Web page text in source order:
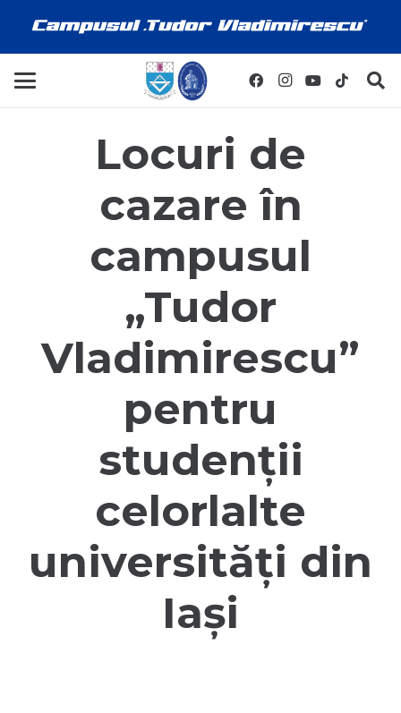
Locuri de
cazare în
campusul
„Tudor
Vladimirescu”
pentru
studenții
celorlalte
universități din
Iași